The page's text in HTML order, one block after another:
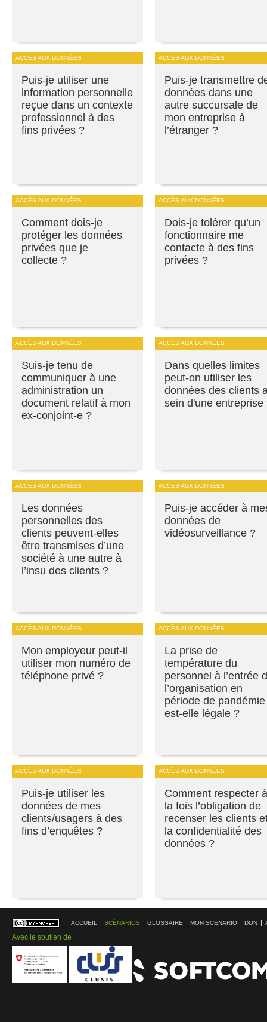
ACCÈS AUX DONNÉES
Puis-je utiliser une
information personnelle
reçue dans un contexte
professionnel à des
fins privées ?
ACCÈS AUX DONNÉES
Puis-je transmettre
données dans une
autre succursale de
mon entreprise à
l’étranger ?
ACCÈS AUX DONNÉES
Comment dois-je
protéger les données
privées que je
collecte ?
ACCÈS AUX DONNÉES
Dois-je tolérer qu’un
fonctionnaire me
contacte à des fins
privées ?
ACCÈS AUX DONNÉES
Suis-je tenu de
communiquer à une
administration un
document relatif à mon
ex-conjoint-e ?
ACCÈS AUX DONNÉES
Dans quelles limites
peut-on utiliser les
données des clients
sein d'une entreprise
ACCÈS AUX DONNÉES
Les données
personnelles des
clients peuvent-elles
être transmises d’une
société à une autre à
l’insu des clients ?
ACCÈS AUX DONNÉES
Puis-je accéder à
données de
vidéosurveillance ?
ACCÈS AUX DONNÉES
Mon employeur peut-il
utiliser mon numéro de
téléphone privé ?
ACCÈS AUX DONNÉES
La prise de
température du
personnel à l’entrée
l’organisation en
période de pandémie
est-elle légale ?
ACCÈS AUX DONNÉES
Puis-je utiliser les
données de mes
clients/usagers à des
fins d’enquêtes ?
ACCÈS AUX DONNÉES
Comment respecter à
la fois l’obligation de
recenser les clients
la confidentialité des
données ?
ACCUEIL SCÉNARIOS GLOSSAIRE MON SCÉNARIO DON
Avec le soutien de :